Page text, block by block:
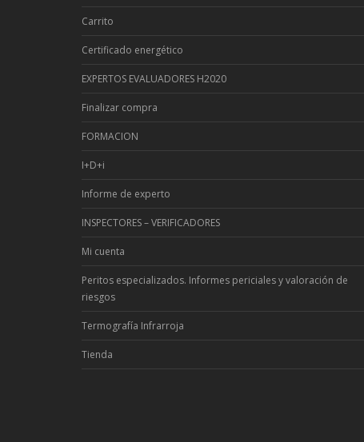
Carrito
Certificado energético
EXPERTOS EVALUADORES H2020
Finalizar compra
FORMACION
I+D+i
Informe de experto
INSPECTORES – VERIFICADORES
Mi cuenta
Peritos especializados. Informes periciales y valoración de
riesgos
Termografía Infrarroja
Tienda